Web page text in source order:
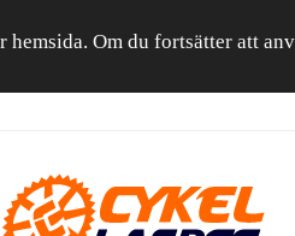
Om du fortsätter att